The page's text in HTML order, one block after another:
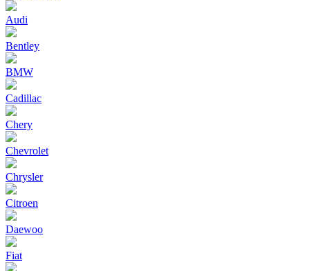
Audi
Bentley
BMW
Cadillac
Chery
Chevrolet
Chrysler
Citroen
Daewoo
Fiat